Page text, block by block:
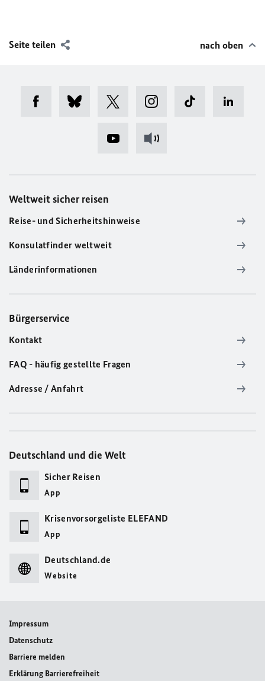
Seite teilen nach oben
Weltweit sicher reisen
Reise- und Sicherheitshinweise
Konsulatfinder weltweit
Länderinformationen
Bürgerservice
Kontakt
FAQ - häufig gestellte Fragen
Adresse / Anfahrt
Deutschland und die Welt
Sicher Reisen
App
Krisenvorsorgeliste ELEFAND
App
Deutschland.de
Website
Impressum
Datenschutz
Barriere melden
Erklärung Barrierefreiheit